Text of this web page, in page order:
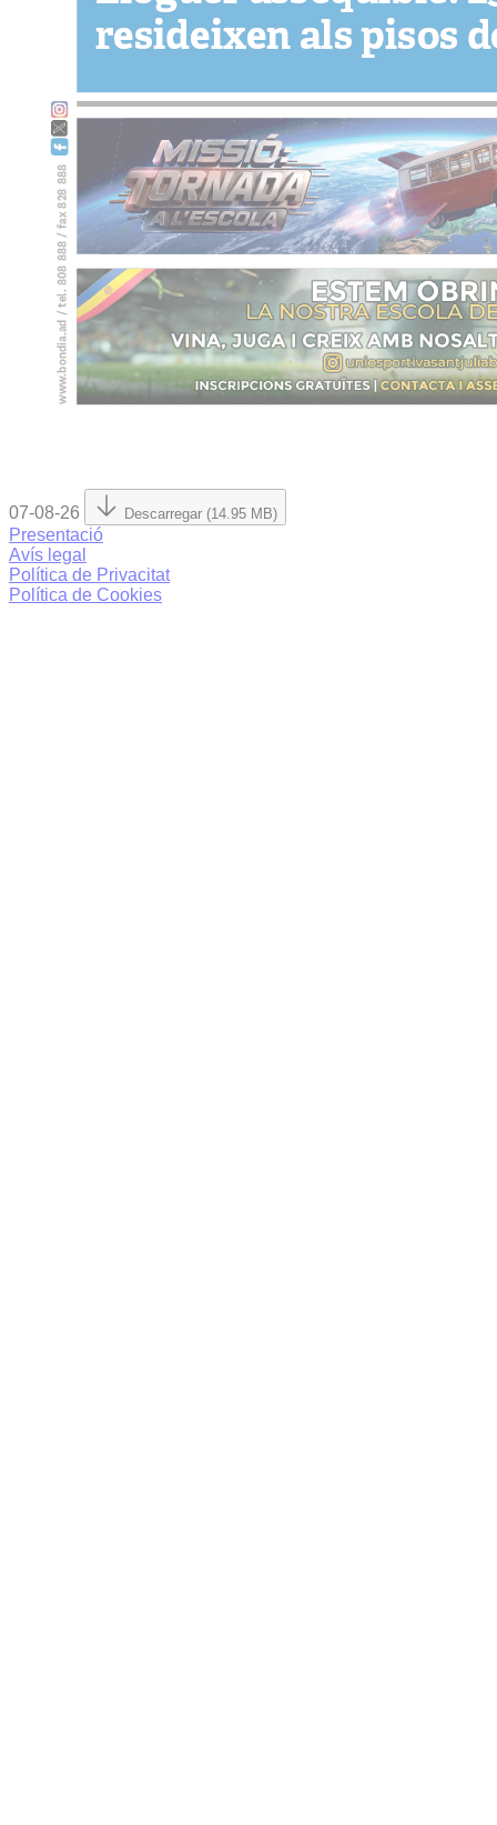
07-08-26 Descarregar (14.95 MB)
Presentació
Avís legal
Política de Privacitat
Política de Cookies